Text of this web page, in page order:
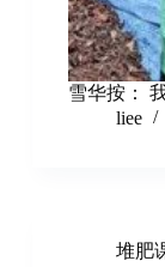
雪华按：
liee
堆肥